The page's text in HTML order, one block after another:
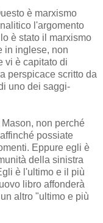
è marxismo
l'argomento
è stato il marxismo
in inglese, non
vi è capitato di
perspicace scritto da
uno dei saggi-
non perché
possiate
Eppure egli è
della sinistra
è l'ultimo e il più
libro affonderà
altro "ultimo e più